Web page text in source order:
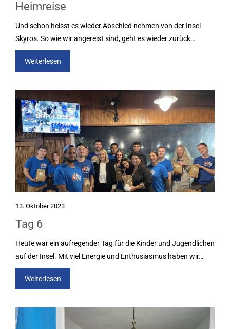
Heimreise
Und schon heisst es wieder Abschied nehmen von der Insel
Skyros. So wie wir angereist sind, geht es wieder zurück…
Weiterlesen
13. Oktober 2023
Tag 6
Heute war ein aufregender Tag für die Kinder und Jugendlichen
auf der Insel. Mit viel Energie und Enthusiasmus haben wir…
Weiterlesen